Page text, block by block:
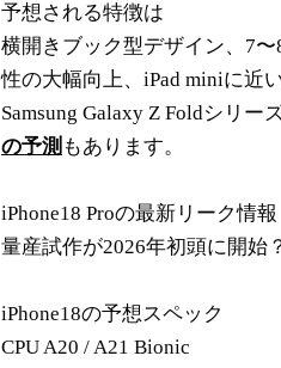
予想される特徴は
横開きブック型デザイン、7
性の大幅向上、iPad miniに近
Samsung Galaxy Z Foldシリー
の予測 もあります。
iPhone18 Proの最新リーク情報
量産試作が2026年初頭に開始
iPhone18の予想スペック
CPU A20 / A21 Bionic